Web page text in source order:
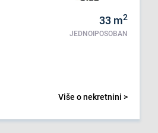
33 m2
JEDNOIPOSOBAN
Više o nekretnini >